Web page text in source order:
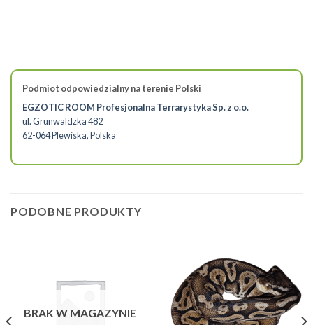
Podmiot odpowiedzialny na terenie Polski
EGZOTIC ROOM Profesjonalna Terrarystyka Sp. z o.o.
ul. Grunwaldzka 482
62-064 Plewiska, Polska
PODOBNE PRODUKTY
BRAK W MAGAZYNIE